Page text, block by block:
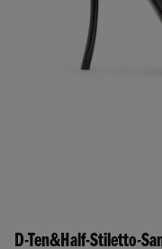
D-Ten&Half-Stiletto-